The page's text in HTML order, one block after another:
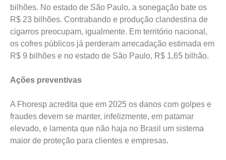
bilhões. No estado de São Paulo, a sonegação bate os
R$ 23 bilhões. Contrabando e produção clandestina de
cigarros preocupam, igualmente. Em território nacional,
os cofres públicos já perderam arrecadação estimada em
R$ 9 bilhões e no estado de São Paulo, R$ 1,65 bilhão.
Ações preventivas
A Fhoresp acredita que em 2025 os danos com golpes e
fraudes devem se manter, infelizmente, em patamar
elevado, e lamenta que não haja no Brasil um sistema
maior de proteção para clientes e empresas.